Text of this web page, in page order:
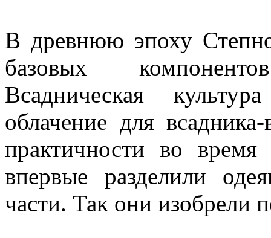
В древнюю эпоху
базовых
Всадническая
облачение для
практичности во
впервые разделили
части. Так они изобрели